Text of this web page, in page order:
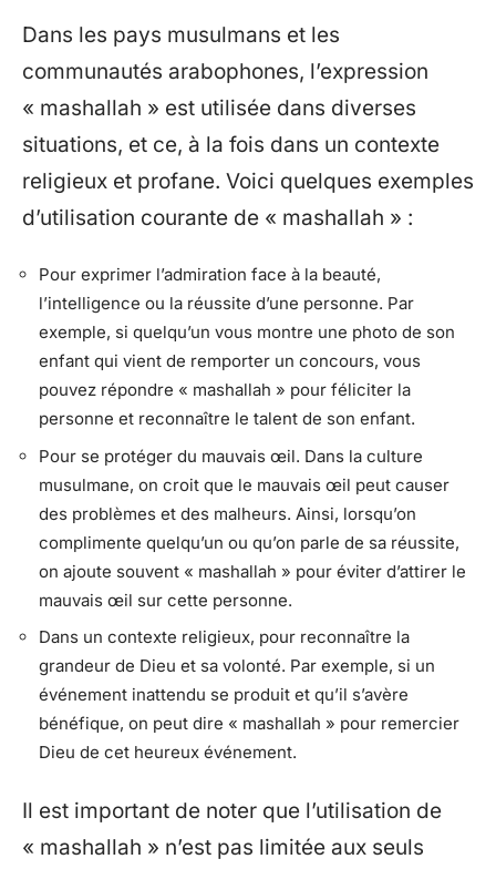
Dans les pays musulmans et les
communautés arabophones, l’expression
« mashallah » est utilisée dans diverses
situations, et ce, à la fois dans un contexte
religieux et profane. Voici quelques exemples
d’utilisation courante de « mashallah » :
Pour exprimer l’admiration face à la beauté,
l’intelligence ou la réussite d’une personne. Par
exemple, si quelqu’un vous montre une photo de son
enfant qui vient de remporter un concours, vous
pouvez répondre « mashallah » pour féliciter la
personne et reconnaître le talent de son enfant.
Pour se protéger du mauvais œil. Dans la culture
musulmane, on croit que le mauvais œil peut causer
des problèmes et des malheurs. Ainsi, lorsqu’on
complimente quelqu’un ou qu’on parle de sa réussite,
on ajoute souvent « mashallah » pour éviter d’attirer le
mauvais œil sur cette personne.
Dans un contexte religieux, pour reconnaître la
grandeur de Dieu et sa volonté. Par exemple, si un
événement inattendu se produit et qu’il s’avère
bénéfique, on peut dire « mashallah » pour remercier
Dieu de cet heureux événement.
Il est important de noter que l’utilisation de
« mashallah » n’est pas limitée aux seuls